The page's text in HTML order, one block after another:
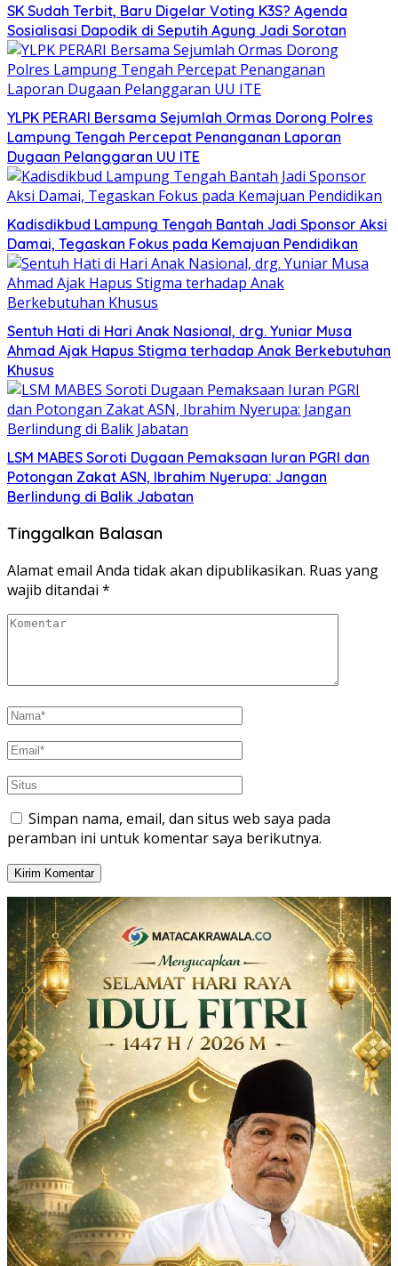
SK Sudah Terbit, Baru Digelar Voting K3S? Agenda
Sosialisasi Dapodik di Seputih Agung Jadi Sorotan
YLPK PERARI Bersama Sejumlah Ormas Dorong Polres
Lampung Tengah Percepat Penanganan Laporan
Dugaan Pelanggaran UU ITE
Kadisdikbud Lampung Tengah Bantah Jadi Sponsor Aksi
Damai, Tegaskan Fokus pada Kemajuan Pendidikan
Sentuh Hati di Hari Anak Nasional, drg. Yuniar Musa
Ahmad Ajak Hapus Stigma terhadap Anak Berkebutuhan
Khusus
LSM MABES Soroti Dugaan Pemaksaan Iuran PGRI dan
Potongan Zakat ASN, Ibrahim Nyerupa: Jangan
Berlindung di Balik Jabatan
Tinggalkan Balasan
Alamat email Anda tidak akan dipublikasikan. Ruas yang
wajib ditandai *
Simpan nama, email, dan situs web saya pada
peramban ini untuk komentar saya berikutnya.